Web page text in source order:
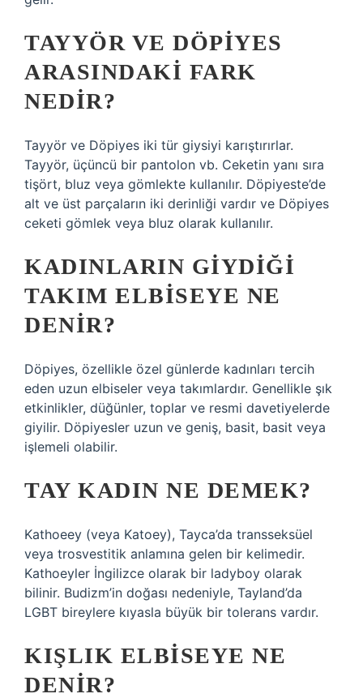
TAYYÖR VE DÖPIYES
ARASINDAKI FARK
NEDIR?
Tayyör ve Döpiyes iki tür giysiyi karıştırırlar.
Tayyör, üçüncü bir pantolon vb. Ceketin yanı sıra
tişört, bluz veya gömlekte kullanılır. Döpiyeste’de
alt ve üst parçaların iki derinliği vardır ve Döpiyes
ceketi gömlek veya bluz olarak kullanılır.
KADINLARIN GIYDIĞI
TAKIM ELBISEYE NE
DENIR?
Döpiyes, özellikle özel günlerde kadınları tercih
eden uzun elbiseler veya takımlardır. Genellikle şık
etkinlikler, düğünler, toplar ve resmi davetiyelerde
giyilir. Döpiyesler uzun ve geniş, basit, basit veya
işlemeli olabilir.
TAY KADIN NE DEMEK?
Kathoeey (veya Katoey), Tayca’da transseksüel
veya trosvestitik anlamına gelen bir kelimedir.
Kathoeyler İngilizce olarak bir ladyboy olarak
bilinir. Budizm’in doğası nedeniyle, Tayland’da
LGBT bireylere kıyasla büyük bir tolerans vardır.
KIŞLIK ELBISEYE NE
DENIR?